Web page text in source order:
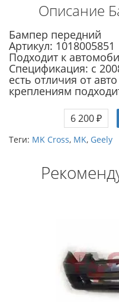
Описание
Бампер передний
Артикул: 1018005851
Подходит к
Спецификация: с
есть отличия от
креплениям
6 200 ₽
Теги: MK Cross, MK, Geely